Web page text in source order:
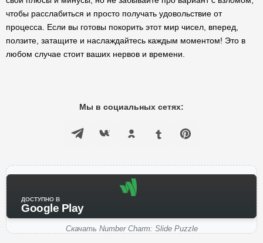
чтобы расслабиться и просто получать удовольствие от
процесса. Если вы готовы покорить этот мир чисел, вперед,
ползите, затащите и наслаждайтесь каждым моментом! Это в
любом случае стоит ваших нервов и времени.
Мы в социальных сетях:
ДОСТУПНО В
Google Play
Скачать Number Charm: Slide Puzzle